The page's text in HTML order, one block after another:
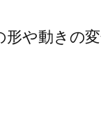
や動きの